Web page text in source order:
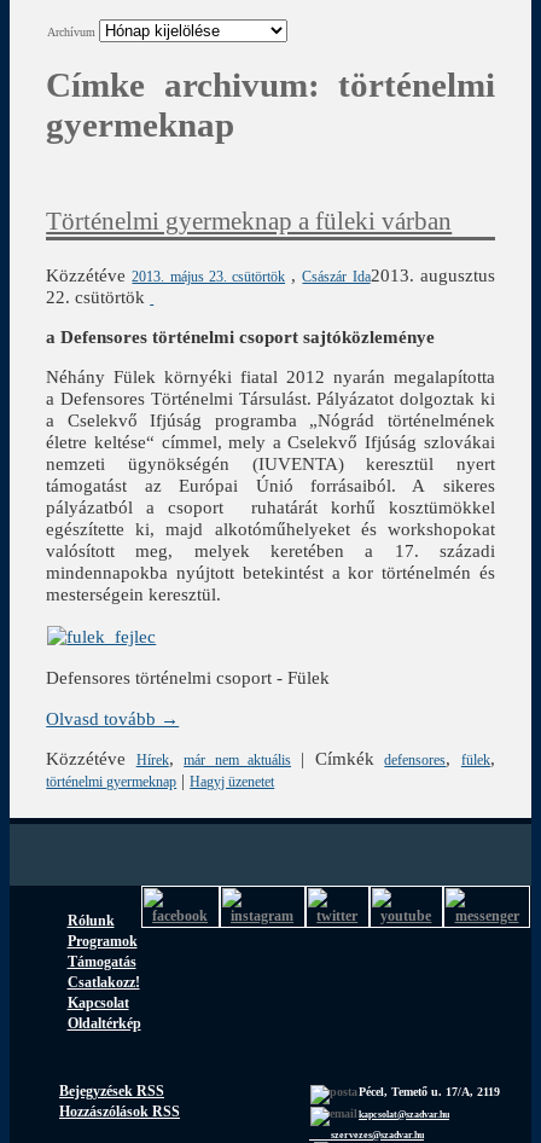
Archívum
Címke archivum: történelmi
gyermeknap
Történelmi gyermeknap a füleki várban
Közzétéve2013. május 23. csütörtök ,Császár Ida2013. augusztus
22. csütörtök
a Defensores történelmi csoport sajtóközleménye
Néhány Fülek környéki fiatal 2012 nyarán megalapította
a Defensores Történelmi Társulást. Pályázatot dolgoztak ki
a Cselekvő Ifjúság programba „Nógrád történelmének
életre keltése“ címmel, mely a Cselekvő Ifjúság szlovákai
nemzeti ügynökségén (IUVENTA) keresztül nyert
támogatást az Európai Únió forrásaiból. A sikeres
pályázatból a csoport ruhatárát korhű kosztümökkel
egészítette ki, majd alkotóműhelyeket és workshopokat
valósított meg, melyek keretében a 17. századi
mindennapokba nyújtott betekintést a kor történelmén és
mesterségein keresztül.
Defensores történelmi csoport - Fülek
Olvasd tovább →
Közzétéve
Hírek,már nem aktuális | Címkék defensores, fülek,
történelmi gyermeknap |Hagyj üzenetet
Rólunk
Programok
Támogatás
Csatlakozz!
Kapcsolat
Oldaltérkép
Bejegyzések RSS
Hozzászólások RSS
Pécel, Temető u. 17/A, 2119
kapcsolat@szadvar.hu
szervezes@szadvar.hu